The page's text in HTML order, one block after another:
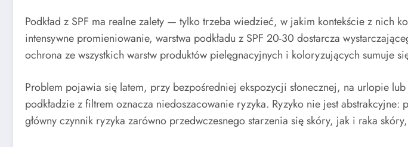
Podkład z SPF ma realne zalety — tylko trzeba wiedzieć, w jakim kontekście z nich
intensywne promieniowanie, warstwa podkładu z SPF 20-30 dostarcza
ochrona ze wszystkich warstw produktów pielęgnacyjnych i koloryzujących sumuje
Problem pojawia się latem, przy bezpośredniej ekspozycji słonecznej, na urlopie
podkładzie z filtrem oznacza niedoszacowanie ryzyka. Ryzyko nie jest
główny czynnik ryzyka zarówno przedwczesnego starzenia się skóry, jak i raka